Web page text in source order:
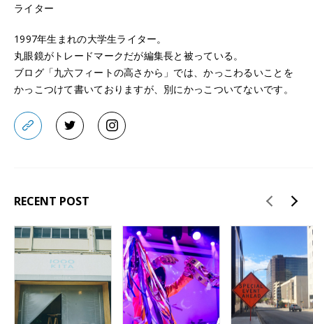
ライター
1997年生まれの大学生ライター。
丸眼鏡がトレードマークだが編集長と被っている。
ブログ「九六フィートの高さから 」では、かっこわるいことを
かっこつけて書いておりますが、別にかっこついてないです。
RECENT POST